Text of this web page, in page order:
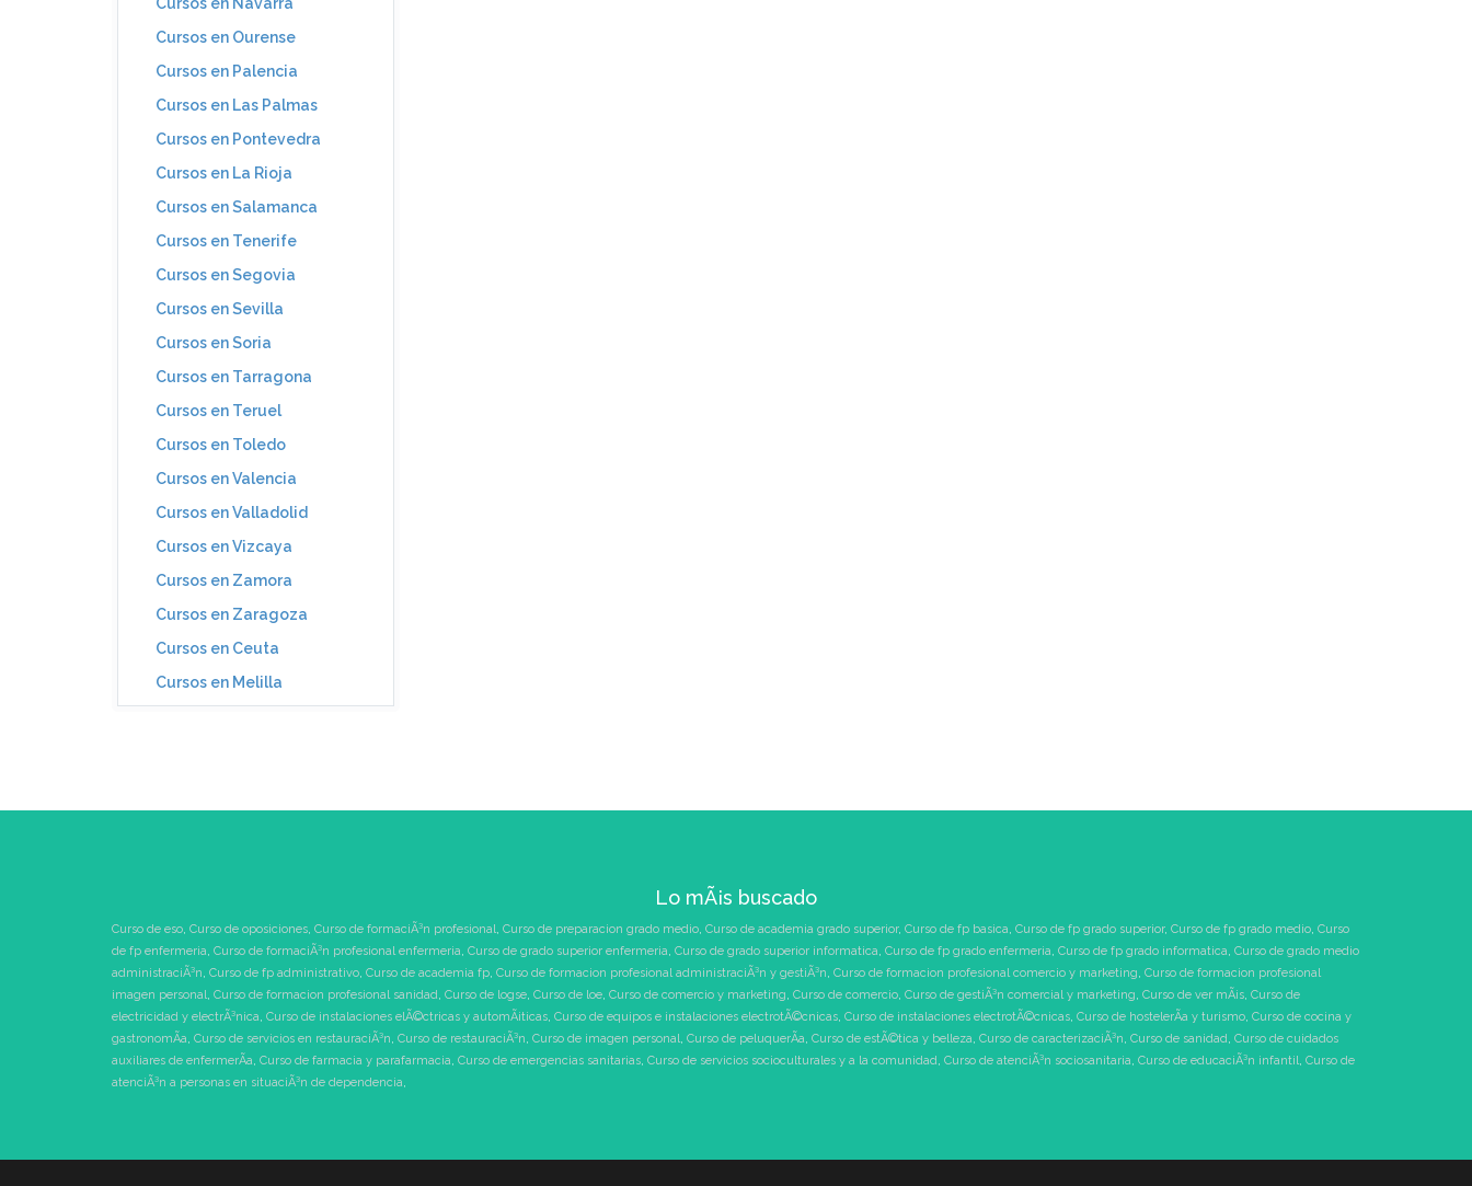
Cursos en Navarra
Cursos en Ourense
Cursos en Palencia
Cursos en Las Palmas
Cursos en Pontevedra
Cursos en La Rioja
Cursos en Salamanca
Cursos en Tenerife
Cursos en Segovia
Cursos en Sevilla
Cursos en Soria
Cursos en Tarragona
Cursos en Teruel
Cursos en Toledo
Cursos en Valencia
Cursos en Valladolid
Cursos en Vizcaya
Cursos en Zamora
Cursos en Zaragoza
Cursos en Ceuta
Cursos en Melilla
Lo mÃ¡s buscado
Curso de eso, Curso de oposiciones, Curso de formaciÃ³n profesional, Curso de preparacion grado medio, Curso de academia grado superior, Curso de fp basica, Curso de fp grado superior, Curso de fp grado medio, Curso
de fp enfermeria, Curso de formaciÃ³n profesional enfermeria, Curso de grado superior enfermeria, Curso de grado superior informatica, Curso de fp grado enfermeria, Curso de fp grado informatica, Curso de grado medio
administraciÃ³n, Curso de fp administrativo, Curso de academia fp, Curso de formacion profesional administraciÃ³n y gestiÃ³n, Curso de formacion profesional comercio y marketing, Curso de formacion profesional
imagen personal, Curso de formacion profesional sanidad, Curso de logse, Curso de loe, Curso de comercio y marketing, Curso de comercio, Curso de gestiÃ³n comercial y marketing, Curso de ver mÃ¡s, Curso de
electricidad y electrÃ³nica, Curso de instalaciones elÃ©ctricas y automÃ¡ticas, Curso de equipos e instalaciones electrotÃ©cnicas, Curso de instalaciones electrotÃ©cnicas, Curso de hostelerÃ­a y turismo, Curso de cocina y
gastronomÃ­a, Curso de servicios en restauraciÃ³n, Curso de restauraciÃ³n, Curso de imagen personal, Curso de peluquerÃ­a, Curso de estÃ©tica y belleza, Curso de caracterizaciÃ³n, Curso de sanidad, Curso de cuidados
auxiliares de enfermerÃ­a, Curso de farmacia y parafarmacia, Curso de emergencias sanitarias, Curso de servicios socioculturales y a la comunidad, Curso de atenciÃ³n sociosanitaria, Curso de educaciÃ³n infantil, Curso de
atenciÃ³n a personas en situaciÃ³n de dependencia,